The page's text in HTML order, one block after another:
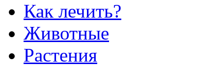
Как лечить?
Животные
Растения